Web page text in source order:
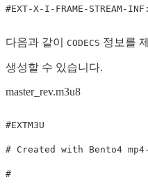
다음과 같이 CODECS 정보를
생성할 수 있습니다.
master_rev.m3u8
#EXTM3U
# Created with Bento4
#